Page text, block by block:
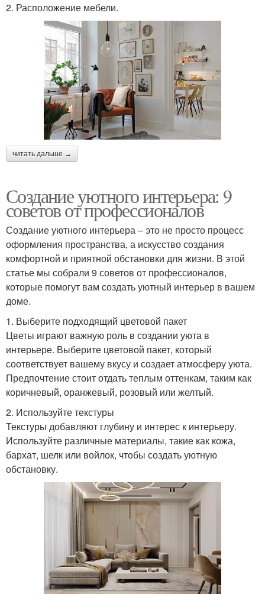
2. Расположение мебели.
читать дальше →
Создание уютного интерьера: 9
советов от профессионалов
Создание уютного интерьера – это не просто процесс
оформления пространства, а искусство создания
комфортной и приятной обстановки для жизни. В этой
статье мы собрали 9 советов от профессионалов,
которые помогут вам создать уютный интерьер в вашем
доме.
1. Выберите подходящий цветовой пакет
Цветы играют важную роль в создании уюта в
интерьере. Выберите цветовой пакет, который
соответствует вашему вкусу и создает атмосферу уюта.
Предпочтение стоит отдать теплым оттенкам, таким как
коричневый, оранжевый, розовый или желтый.
2. Используйте текстуры
Текстуры добавляют глубину и интерес к интерьеру.
Используйте различные материалы, такие как кожа,
бархат, шелк или войлок, чтобы создать уютную
обстановку.